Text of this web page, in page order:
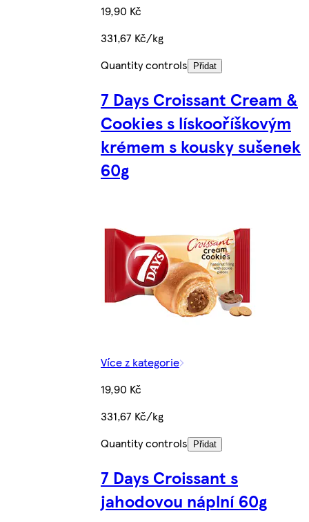
19,90 Kč
331,67 Kč/kg
Quantity controls
Přidat
7 Days Croissant Cream &
Cookies s lískooříškovým
krémem s kousky sušenek
60g
Více z kategorie
19,90 Kč
331,67 Kč/kg
Quantity controls
Přidat
7 Days Croissant s
jahodovou náplní 60g